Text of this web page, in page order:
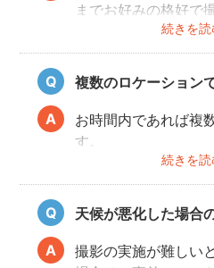
続きを読
までお好みの格好で
最近では式当日と異
ジュアルな服装も人
和装・ウェディング
でなく、女性はミニ
かぶったり、カラフ
り、ジャケット以外
複数のロケーション
続きを読
お時間内であれば複
す。
事前に撮りたい場所
トグラファーさんと
ムーズに行うことが
天候が悪化した場合
撮影の実施が難しい